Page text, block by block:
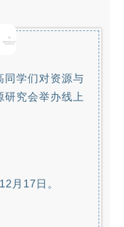
同学们对资源与
研究会举办线上
月17日。